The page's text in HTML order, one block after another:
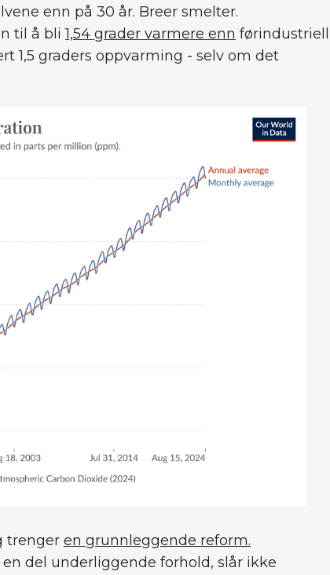
enn på 30 år. Breer smelter.
til å bli1,54 grader varmere enn førindustriell
1,5 graders oppvarming - selv om det
trenger en grunnleggende reform.
del underliggende forhold, slår ikke